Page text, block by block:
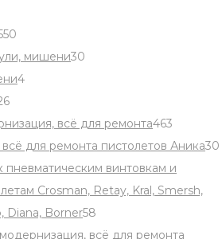
products
мишени30
44
26
productsвсё для ремонта463
products
для ремонта пистолетов Аника30
винтовкам и
Crosman, Retay, Kral, Smersh,
Diana, Borner58
products
всё для ремонта